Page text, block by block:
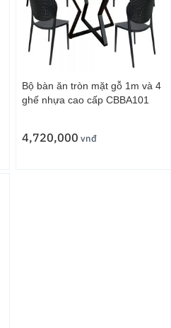
Bộ bàn ăn tròn mặt gỗ 1m và 4
ghế nhựa cao cấp CBBA101
4,720,000 vnđ